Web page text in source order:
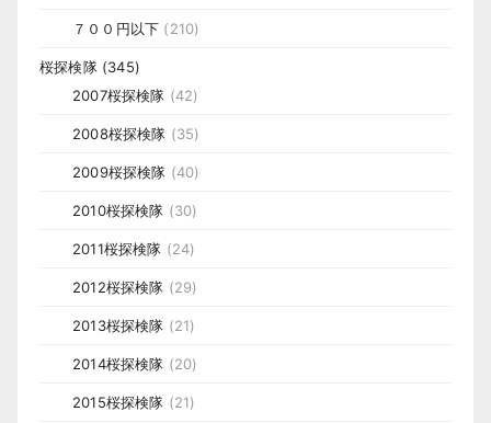
７００円以下 (210)
桜探検隊(345)
2007桜探検隊 (42)
2008桜探検隊 (35)
2009桜探検隊 (40)
2010桜探検隊 (30)
2011桜探検隊 (24)
2012桜探検隊 (29)
2013桜探検隊 (21)
2014桜探検隊 (20)
2015桜探検隊 (21)